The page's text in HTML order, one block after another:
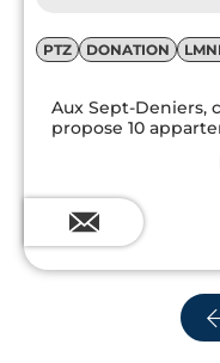
PTZ DONATION
Aux Sept-Deniers,
propose 10